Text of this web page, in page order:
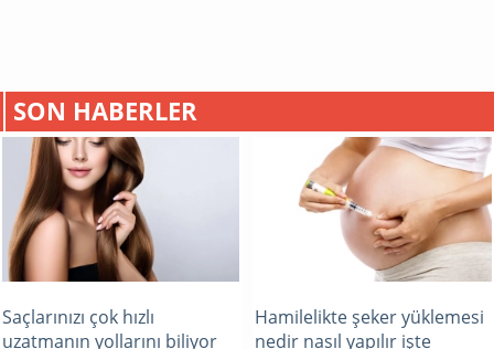
SON HABERLER
Saçlarınızı çok hızlı
uzatmanın yollarını biliyor
Hamilelikte şeker yüklemesi
nedir nasıl yapılır işte